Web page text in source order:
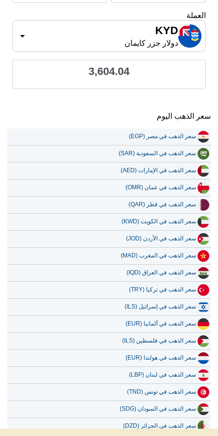
العملة
KYD
دولار جزر كايمان
3,604.04
سعر الذهب اليوم
سعر الذهب في مصر (EGP)
سعر الذهب في السعودية (SAR)
سعر الذهب في الإمارات (AED)
سعر الذهب في عمان (OMR)
سعر الذهب في قطر (QAR)
سعر الذهب في الكويت (KWD)
سعر الذهب في الأردن (JOD)
سعر الذهب في المغرب (MAD)
سعر الذهب في العراق (IQD)
سعر الذهب في تركيا (TRY)
سعر الذهب في إسرائيل (ILS)
سعر الذهب في ألمانيا (EUR)
سعر الذهب في فلسطين (ILS)
سعر الذهب في هولندا (EUR)
سعر الذهب في لبنان (LBP)
سعر الذهب في تونس (TND)
سعر الذهب في السودان (SDG)
سعر الذهب في الجزائر (DZD)